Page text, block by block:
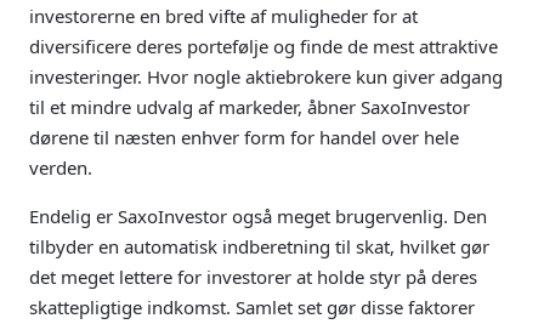
investorerne en bred vifte af muligheder for at
diversificere deres portefølje og finde de mest attraktive
investeringer. Hvor nogle aktiebrokere kun giver adgang
til et mindre udvalg af markeder, åbner SaxoInvestor
dørene til næsten enhver form for handel over hele
verden.
Endelig er SaxoInvestor også meget brugervenlig. Den
tilbyder en automatisk indberetning til skat, hvilket gør
det meget lettere for investorer at holde styr på deres
skattepligtige indkomst. Samlet set gør disse faktorer